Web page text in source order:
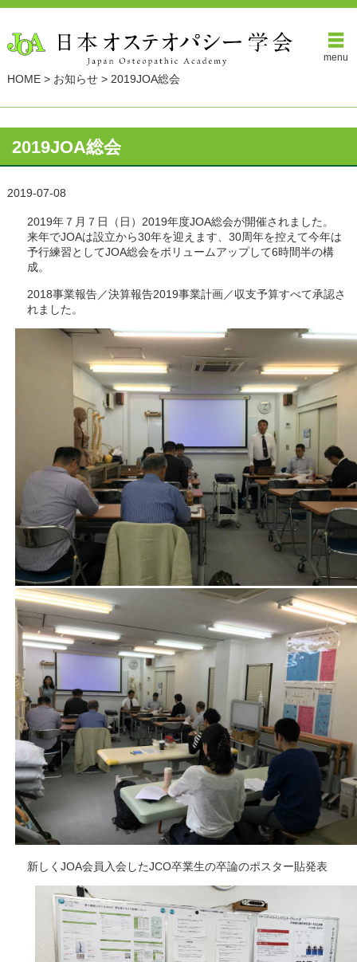
menu
HOME> お知らせ> 2019JOA総会
2019JOA総会
2019-07-08
2019年７月７日（日）2019年度JOA総会が開催されました。
来年でJOAは設立から30年を迎えます、30周年を控えて今年は
予行練習としてJOA総会をボリュームアップして6時間半の構
成。
2018事業報告／決算報告2019事業計画／収支予算すべて承認さ
れました。
新しくJOA会員入会したJCO卒業生の卒論のポスター貼発表